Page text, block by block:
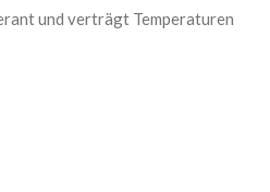
und verträgt Temperaturen